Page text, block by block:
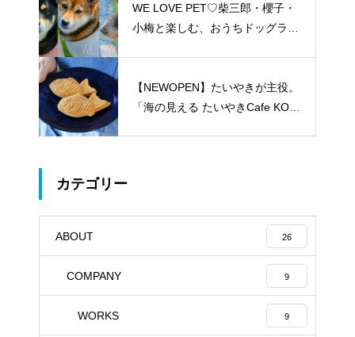
WE LOVE PET♡柴三郎・櫻子・
小梅と楽しむ、おうちドッグラン
【NEWOPEN】たいやきが主役。
「海の見える たいやきCafe KOM
カテゴリー
ABOUT 26
COMPANY 9
WORKS 9